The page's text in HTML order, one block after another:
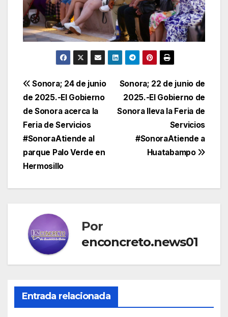
Navegación
de
entradas
Sonora; 22 de junio de
2025.-El Gobierno de
Sonora lleva la Feria de
Servicios
#SonoraAtiende a
Huatabampo
Sonora; 24 de junio
de 2025.-El Gobierno
de Sonora acerca la
Feria de Servicios
#SonoraAtiende al
parque Palo Verde en
Hermosillo
Por
enconcreto.news01
Entrada relacionada